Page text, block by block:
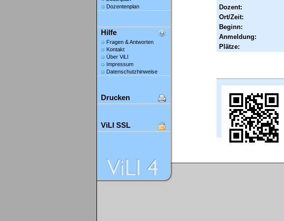
Dozentenplan
Hilfe
Fragen & Antworten
Kontakt
Über ViLI
Impressum
Datenschutzhinweise
Drucken
ViLI SSL
Dozent:
Ort/Zeit:
Beginn:
Anmeldung:
Plätze: